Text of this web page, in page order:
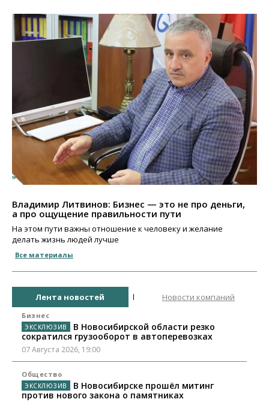
Владимир Литвинов: Бизнес — это не про деньги,
а про ощущение правильности пути
На этом пути важны отношение к человеку и желание
делать жизнь людей лучше
Все материалы
Лента новостей Новости компаний
Бизнес
В Новосибирской области резко
сократился грузооборот в автоперевозках
07 Августа 2026, 19:00
Общество
В Новосибирске прошёл митинг
против нового закона о памятниках